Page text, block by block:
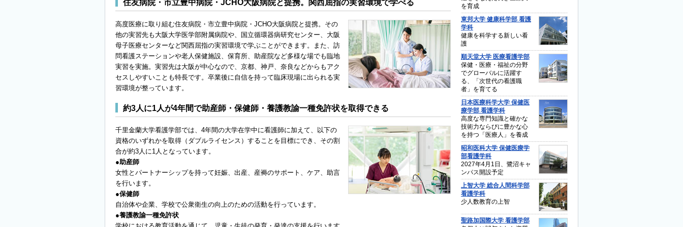
住友病院・市立豊中病院・JCHO大阪病院と提携。関西屈指の実習環境で学べる
高度医療に取り組む住友病院・市立豊中病院・JCHO大阪病院と提携。その
他の実習先も大阪大学医学部附属病院や、国立循環器病研究センター、大阪
母子医療センターなど関西屈指の実習環境で学ぶことができます。また、訪
問看護ステーションや老人保健施設、保育所、助産院など多様な場でも臨地
実習を実施。実習先は大阪が中心なので、京都、神戸、奈良などからもアク
セスしやすいことも特長です。卒業後に自信を持って臨床現場に出られる実
習環境が整っています。
約3人に1人が4年間で助産師・保健師・養護教諭一種免許状を取得できる
千里金蘭大学看護学部では、4年間の大学在学中に看護師に加えて、以下の
資格のいずれかを取得（ダブルライセンス）することを目標にでき、その割
合が約3人に1人となっています。
●助産師
女性とパートナーシップを持って妊娠、出産、産褥のサポート、ケア、助言
を行います。
●保健師
自治体や企業、学校で公衆衛生の向上のための活動を行っています。
●養護教諭一種免許状
を育成
東邦大学 健康科学部 看護
学科
健康を科学する新しい看
護
順天堂大学 医療看護学部
保健・医療・福祉の分野
でグローバルに活躍す
る、「次世代の看護職
者」を育てる
日本医療科学大学 保健医
療学部 看護学科
高度な専門知識と確かな
技術力ならびに豊かな心
を持つ「医療人」を養成
昭和医科大学 保健医療学
部看護学科
2027年4月1日、鷺沼キャ
ンパス開設予定
上智大学 総合人間科学部
看護学科
少人数教育の上智
聖路加国際大学 看護学部